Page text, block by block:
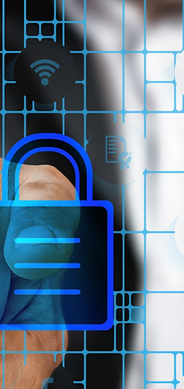
Manipulado y
expurgo
documental
PRODUCCIÓN
CUSTODIA